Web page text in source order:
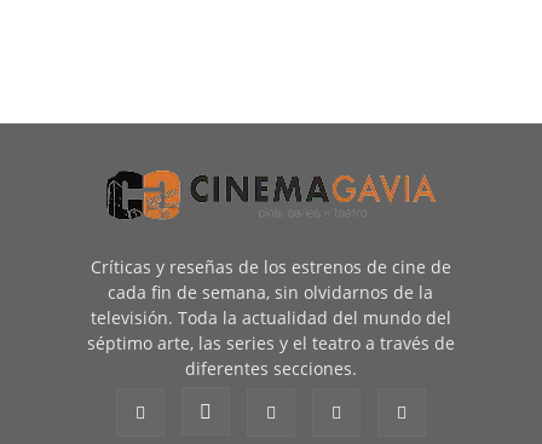
Críticas y reseñas de los estrenos de cine de
cada fin de semana, sin olvidarnos de la
televisión. Toda la actualidad del mundo del
séptimo arte, las series y el teatro a través de
diferentes secciones.